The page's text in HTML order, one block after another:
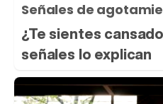
Señales de
¿Te sientes
señales lo explican